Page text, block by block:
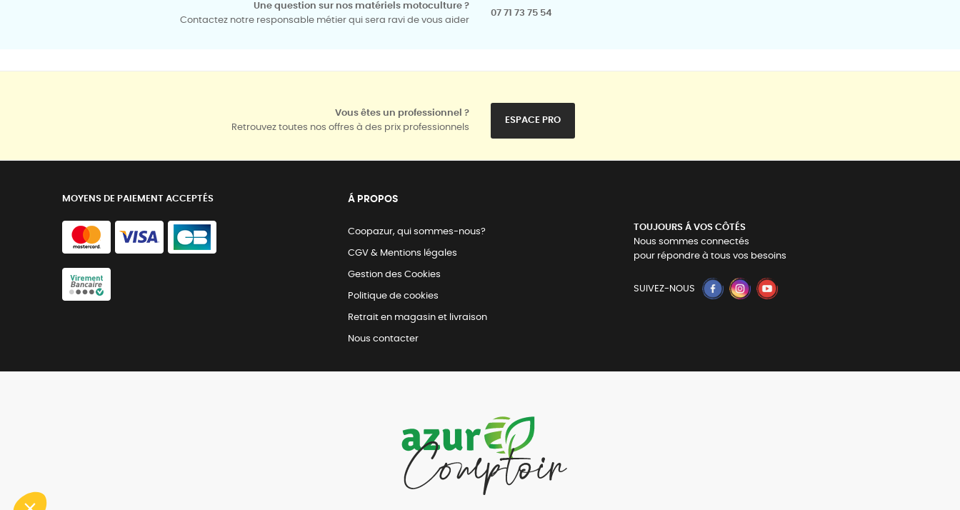
Une question sur nos matériels motoculture ?
Contactez notre responsable métier qui sera ravi de vous aider
07 71 73 75 54
Vous êtes un professionnel ?
Retrouvez toutes nos offres à des prix professionnels
ESPACE PRO
MOYENS DE PAIEMENT ACCEPTÉS Á PROPOS
Coopazur, qui sommes-nous?
CGV & Mentions légales
Gestion des Cookies
Politique de cookies
Retrait en magasin et livraison
Nous contacter
TOUJOURS Á VOS CÔTÉS
Nous sommes connectés
pour répondre à tous vos besoins
SUIVEZ-NOUS